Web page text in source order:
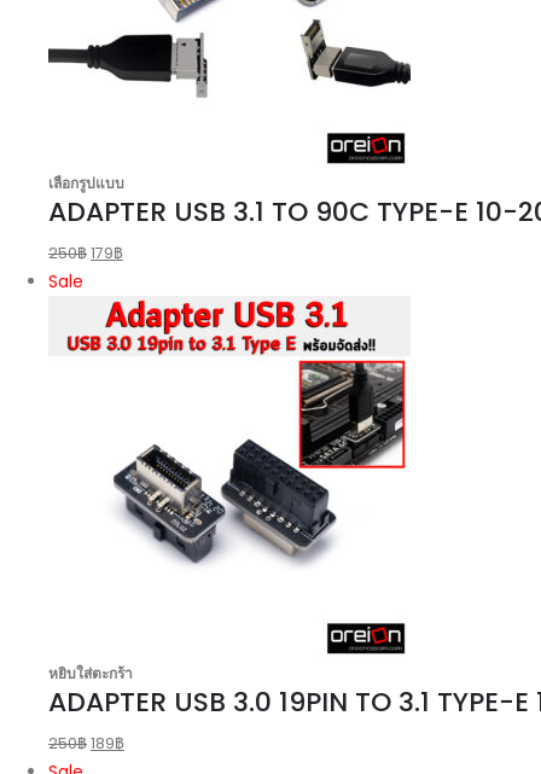
เลือกรูปแบบ
ADAPTER USB 3.1 TO 90C TYPE-E 10-
250฿179฿
Sale
หยิบใส่ตะกร้า
ADAPTER USB 3.0 19PIN TO 3.1 TYPE-E
250฿189฿